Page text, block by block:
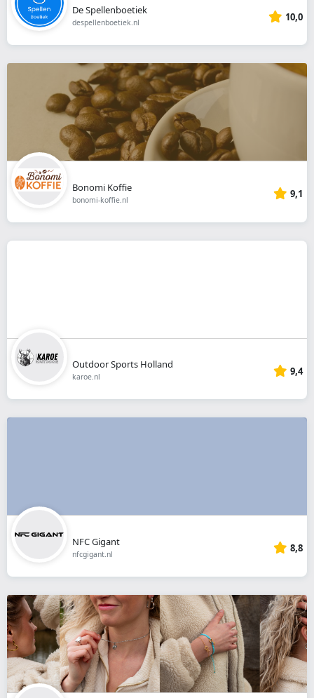
De Spellenboetiek
despellenboetiek.nl 10,0
Bonomi Koffie
bonomi-koffie.nl 9,1
Outdoor Sports Holland
karoe.nl 9,4
NFC Gigant
nfcgigant.nl 8,8